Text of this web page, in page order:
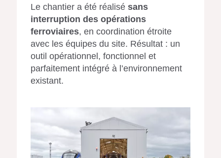
Le chantier a été réalisésans
interruption des opérations
ferroviaires, en coordination étroite
avec les équipes du site. Résultat : un
outil opérationnel, fonctionnel et
parfaitement intégré à l’environnement
existant.